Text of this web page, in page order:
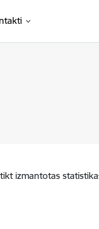
izmantotas